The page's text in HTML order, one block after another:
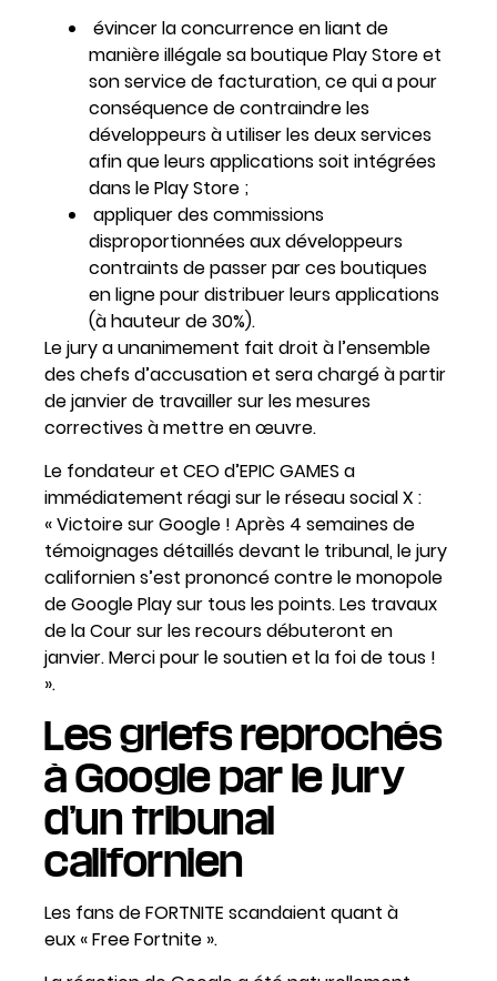
évincer la concurrence en liant de
manière illégale sa boutique Play Store et
son service de facturation, ce qui a pour
conséquence de contraindre les
développeurs à utiliser les deux services
afin que leurs applications soit intégrées
dans le Play Store ;
appliquer des commissions
disproportionnées aux développeurs
contraints de passer par ces boutiques
en ligne pour distribuer leurs applications
(à hauteur de 30%).
Le jury a unanimement fait droit à l’ensemble
des chefs d’accusation et sera chargé à partir
de janvier de travailler sur les mesures
correctives à mettre en œuvre.
Le fondateur et CEO d’EPIC GAMES a
immédiatement réagi sur le réseau social X :
« Victoire sur Google ! Après 4 semaines de
témoignages détaillés devant le tribunal, le jury
californien s’est prononcé contre le monopole
de Google Play sur tous les points. Les travaux
de la Cour sur les recours débuteront en
janvier. Merci pour le soutien et la foi de tous !
».
Les griefs reprochés
à Google par le jury
d’un tribunal
californien
Les fans de FORTNITE scandaient quant à
eux « Free Fortnite ».